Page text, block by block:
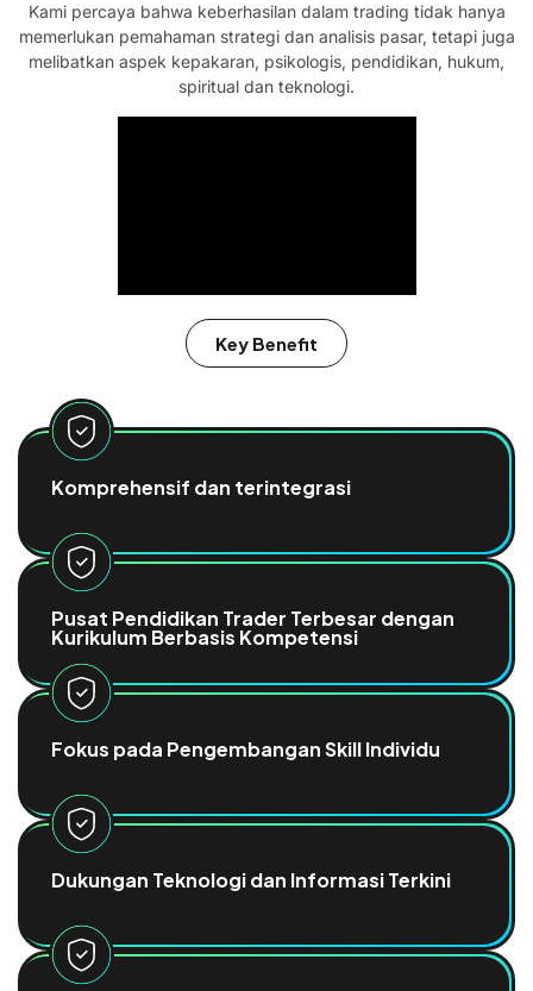
Kami percaya bahwa keberhasilan dalam trading tidak hanya
memerlukan pemahaman strategi dan analisis pasar, tetapi juga
melibatkan aspek kepakaran, psikologis, pendidikan, hukum,
spiritual dan teknologi.
Key Benefit
Komprehensif dan terintegrasi
Pusat Pendidikan Trader Terbesar dengan
Kurikulum Berbasis Kompetensi
Fokus pada Pengembangan Skill Individu
Dukungan Teknologi dan Informasi Terkini